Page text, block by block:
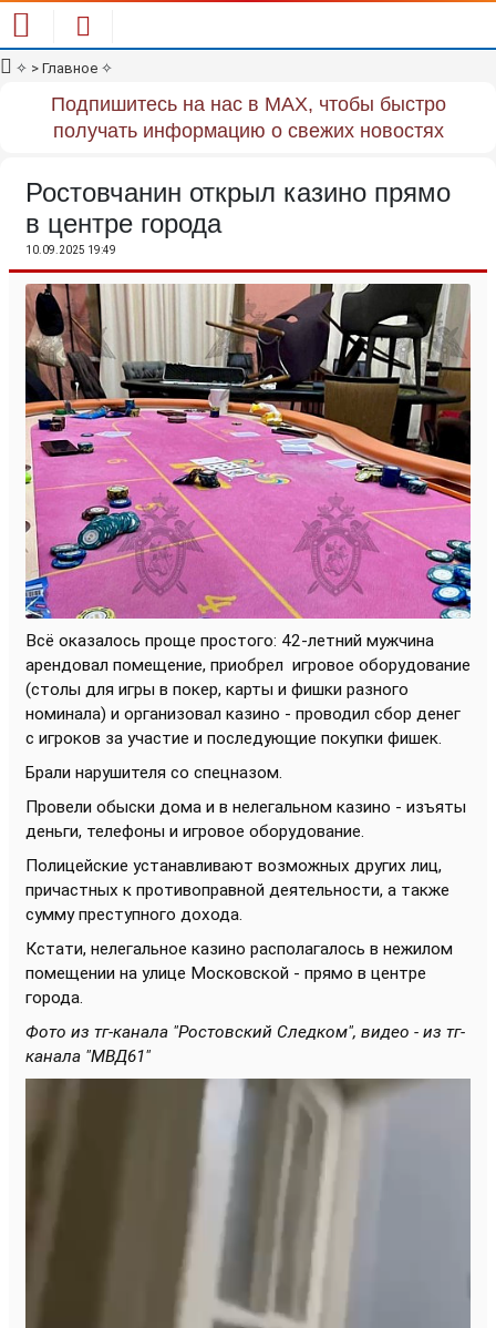
✧ > Главное ✧
Подпишитесь на нас в MAX, чтобы быстро
получать информацию о свежих новостях
Ростовчанин открыл казино прямо
в центре города
10.09.2025 19:49
Всё оказалось проще простого: 42-летний мужчина
арендовал помещение, приобрел игровое оборудование
(столы для игры в покер, карты и фишки разного
номинала) и организовал казино - проводил сбор денег
с игроков за участие и последующие покупки фишек.
Брали нарушителя со спецназом.
Провели обыски дома и в нелегальном казино - изъяты
деньги, телефоны и игровое оборудование.
Полицейские устанавливают возможных других лиц,
причастных к противоправной деятельности, а также
сумму преступного дохода.
Кстати, нелегальное казино располагалось в нежилом
помещении на улице Московской - прямо в центре
города.
Фото из тг-канала "Ростовский Следком", видео - из тг-
канала "МВД61"